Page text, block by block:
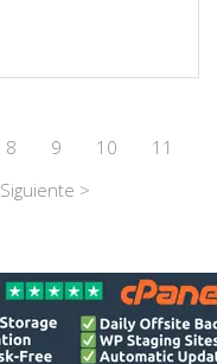
8 9 10
11
Siguiente >